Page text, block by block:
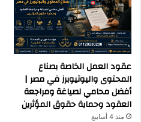
عقود العمل الخاصة بصناع
المحتوى واليوتيوبرز في مصر |
أفضل محامي لصياغة ومراجعة
العقود وحماية حقوق المؤثرين
منذ 4 أسابيع